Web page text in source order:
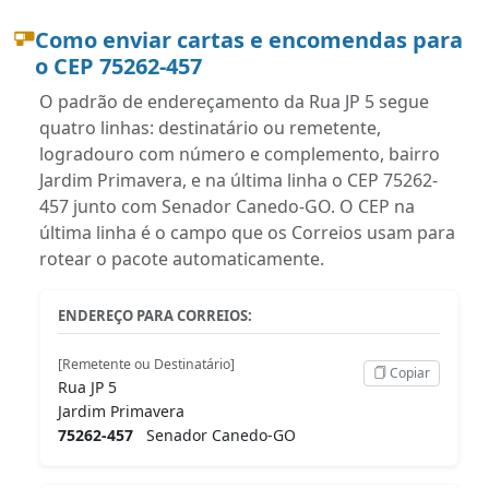
Como enviar cartas e encomendas para
o CEP 75262-457
O padrão de endereçamento da Rua JP 5 segue
quatro linhas: destinatário ou remetente,
logradouro com número e complemento, bairro
Jardim Primavera, e na última linha o CEP 75262-
457 junto com Senador Canedo-GO. O CEP na
última linha é o campo que os Correios usam para
rotear o pacote automaticamente.
ENDEREÇO PARA CORREIOS:
[Remetente ou Destinatário]
Rua JP 5
Jardim Primavera
75262-457 Senador Canedo-GO
Copiar